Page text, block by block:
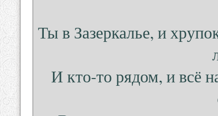
Ты в Зазеркалье, и
И кто-то рядом, и всё